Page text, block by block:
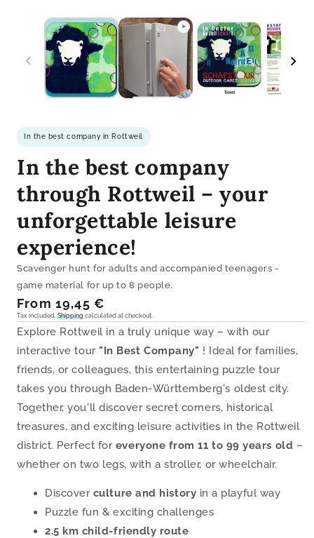
In the best company in Rottweil
In the best company
through Rottweil – your
unforgettable leisure
experience!
Scavenger hunt for adults and accompanied teenagers -
game material for up to 8 people.
Regular
price
From 19,45 €
Tax included. Shippingcalculated at checkout.
Explore Rottweil in a truly unique way – with our
interactive tour "In Best Company" ! Ideal for families,
friends, or colleagues, this entertaining puzzle tour
takes you through Baden-Württemberg's oldest city.
Together, you'll discover secret corners, historical
treasures, and exciting leisure activities in the Rottweil
district. Perfect for everyone from 11 to 99 years old –
whether on two legs, with a stroller, or wheelchair.
Discover culture and historyin a playful way
Puzzle fun & exciting challenges
2.5 km child-friendly route